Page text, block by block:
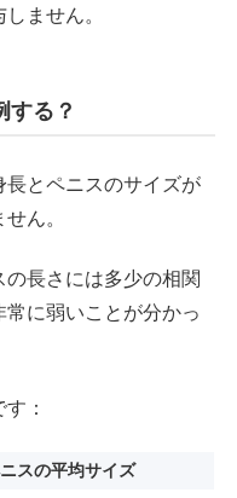
ません。
する？
長とペニスのサイズが
ん。
長さには多少の相関
に弱いことが分かっ
：
スの平均サイズ